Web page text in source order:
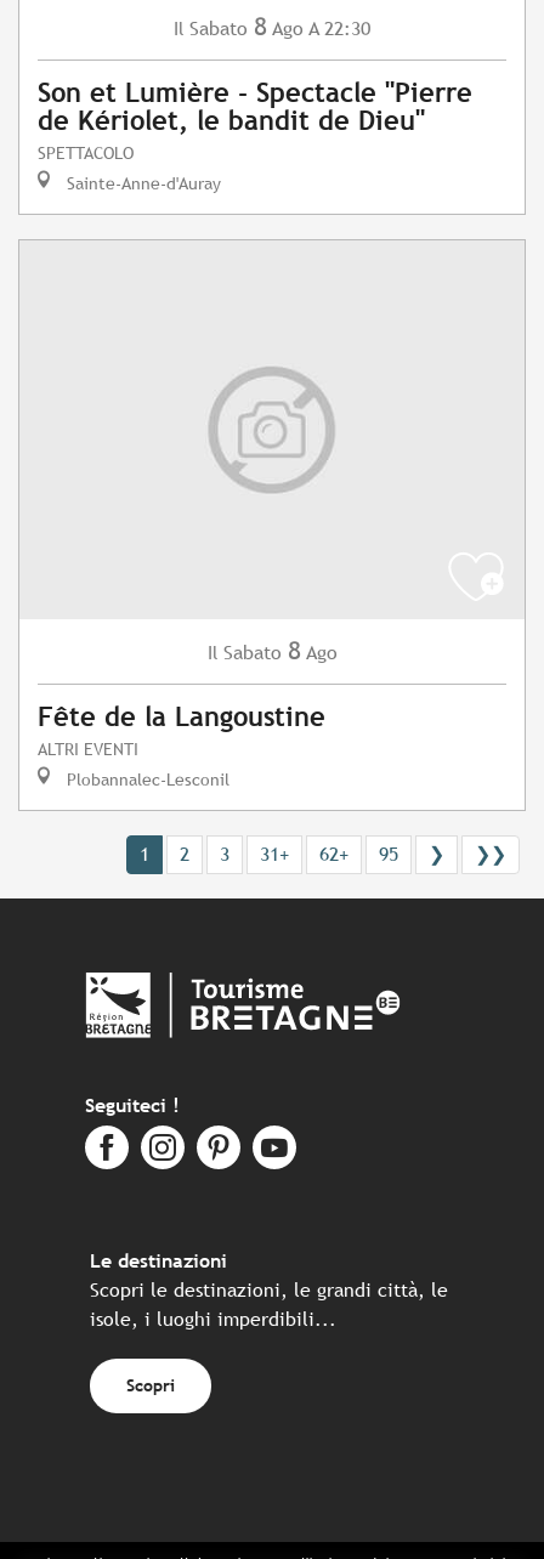
Il Sabato 8 Ago A 22:30
Son et Lumière - Spectacle "Pierre
de Kériolet, le bandit de Dieu"
SPETTACOLO
Sainte-Anne-d'Auray
Il Sabato 8 Ago
Fête de la Langoustine
ALTRI EVENTI
Plobannalec-Lesconil
1 2 3 31+ 62+ 95 ❯ ❯❯
Seguiteci !
Le destinazioni
Scopri le destinazioni, le grandi città, le
isole, i luoghi imperdibili...
Scopri